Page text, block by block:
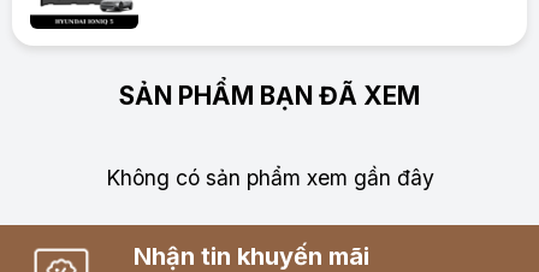
SẢN PHẨM BẠN ĐÃ XEM
Không có sản phẩm xem gần đây
Nhận tin khuyến mãi